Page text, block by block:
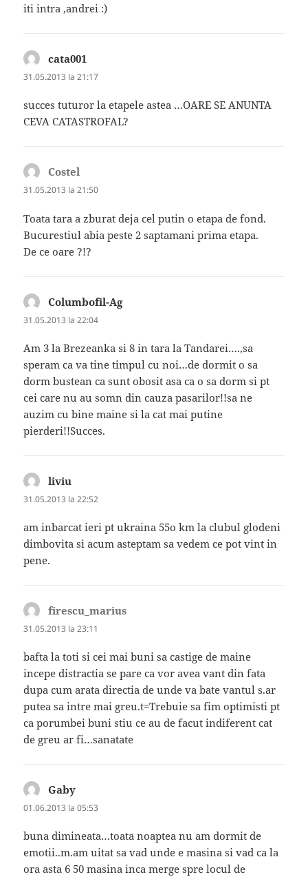
iti intra ,andrei :)
cata001
31.05.2013 la 21:17
succes tuturor la etapele astea …OARE SE ANUNTA
CEVA CATASTROFAL?
Costel
31.05.2013 la 21:50
Toata tara a zburat deja cel putin o etapa de fond.
Bucurestiul abia peste 2 saptamani prima etapa.
De ce oare ?!?
Columbofil-Agspune:
31.05.2013 la 22:04
Am 3 la Brezeanka si 8 in tara la Tandarei….,sa
speram ca va tine timpul cu noi…de dormit o sa
dorm bustean ca sunt obosit asa ca o sa dorm si pt
cei care nu au somn din cauza pasarilor!!sa ne
auzim cu bine maine si la cat mai putine
pierderi!!Succes.
liviu
31.05.2013 la 22:52
am inbarcat ieri pt ukraina 55o km la clubul glodeni
dimbovita si acum asteptam sa vedem ce pot vint in
pene.
firescu_marius
31.05.2013 la 23:11
bafta la toti si cei mai buni sa castige de maine
incepe distractia se pare ca vor avea vant din fata
dupa cum arata directia de unde va bate vantul s.ar
putea sa intre mai greu.t=Trebuie sa fim optimisti pt
ca porumbei buni stiu ce au de facut indiferent cat
de greu ar fi…sanatate
Gaby
01.06.2013 la 05:53
buna dimineata…toata noaptea nu am dormit de
emotii..m.am uitat sa vad unde e masina si vad ca la
ora asta 6 50 masina inca merge spre locul de